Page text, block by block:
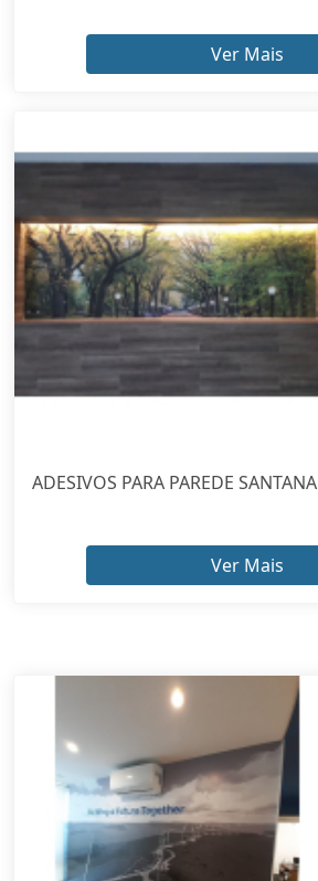
Ver Mais
ADESIVOS PARA PAREDE SANTANA
Ver Mais